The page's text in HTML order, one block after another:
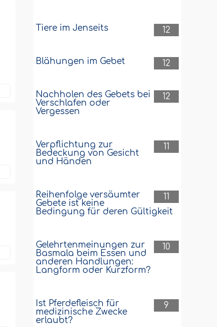
12
Tiere im Jenseits
12
Blähungen im Gebet
12
Nachholen des Gebets bei
Verschlafen oder
Vergessen
11
Verpflichtung zur
Bedeckung von Gesicht
und Händen
11
Reihenfolge versäumter
Gebete ist keine
Bedingung für deren Gültigkeit
10
Gelehrtenmeinungen zur
Basmala beim Essen und
anderen Handlungen:
Langform oder Kurzform?
9
Ist Pferdefleisch für
medizinische Zwecke
erlaubt?